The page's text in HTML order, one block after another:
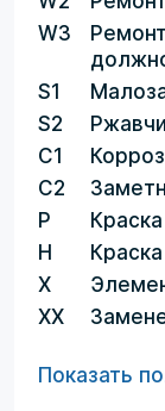
W3
S1
S2
C1
C2
P
H
X
XX
Показать